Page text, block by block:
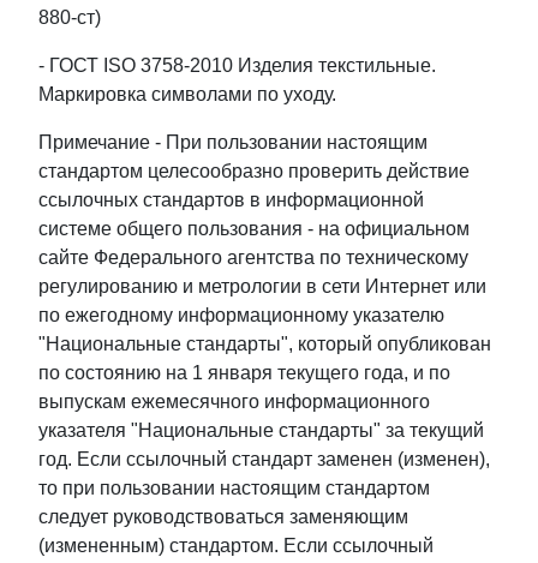
880-ст)
- ГОСТ ISO 3758-2010 Изделия текстильные.
Маркировка символами по уходу.
Примечание - При пользовании настоящим
стандартом целесообразно проверить действие
ссылочных стандартов в информационной
системе общего пользования - на официальном
сайте Федерального агентства по техническому
регулированию и метрологии в сети Интернет или
по ежегодному информационному указателю
"Национальные стандарты", который опубликован
по состоянию на 1 января текущего года, и по
выпускам ежемесячного информационного
указателя "Национальные стандарты" за текущий
год. Если ссылочный стандарт заменен (изменен),
то при пользовании настоящим стандартом
следует руководствоваться заменяющим
(измененным) стандартом. Если ссылочный